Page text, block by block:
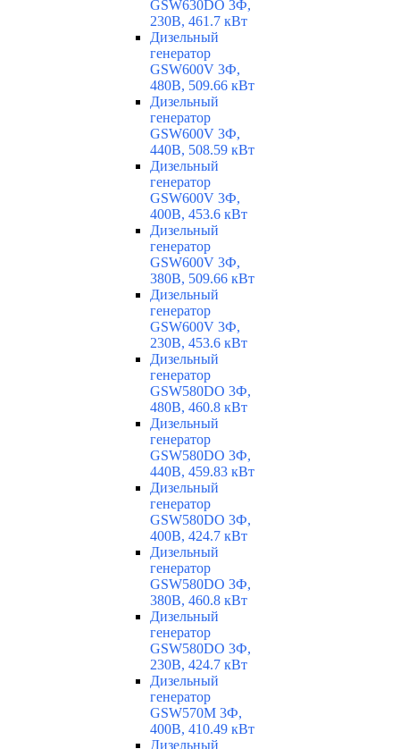
GSW630DO 3Ф,
230В, 461.7 кВт
Дизельный
генератор
GSW600V 3Ф,
480В, 509.66 кВт
Дизельный
генератор
GSW600V 3Ф,
440В, 508.59 кВт
Дизельный
генератор
GSW600V 3Ф,
400В, 453.6 кВт
Дизельный
генератор
GSW600V 3Ф,
380В, 509.66 кВт
Дизельный
генератор
GSW600V 3Ф,
230В, 453.6 кВт
Дизельный
генератор
GSW580DO 3Ф,
480В, 460.8 кВт
Дизельный
генератор
GSW580DO 3Ф,
440В, 459.83 кВт
Дизельный
генератор
GSW580DO 3Ф,
400В, 424.7 кВт
Дизельный
генератор
GSW580DO 3Ф,
380В, 460.8 кВт
Дизельный
генератор
GSW580DO 3Ф,
230В, 424.7 кВт
Дизельный
генератор
GSW570M 3Ф,
400В, 410.49 кВт
Дизельный